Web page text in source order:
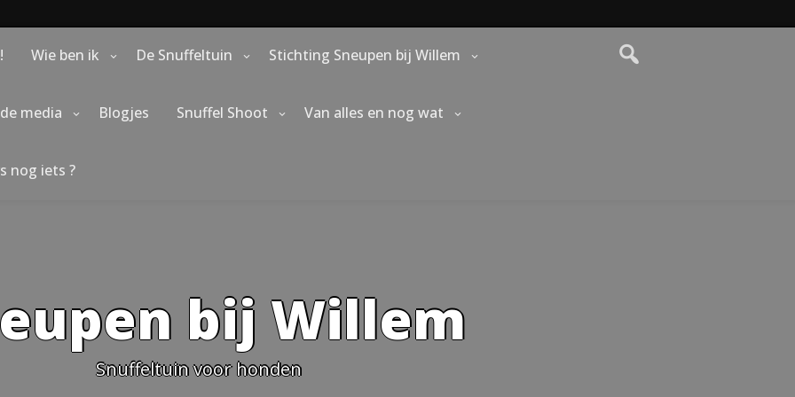
Wie ben ik De Snuffeltuin Stichting Sneupen bij Willem
media Blogjes Snuffel Shoot Van alles en nog wat
nog iets ?
bij Willem
Snuffeltuin voor honden